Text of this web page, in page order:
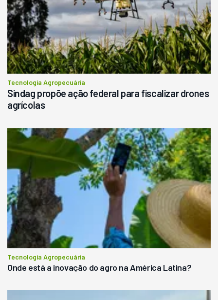
Tecnologia Agropecuária
Sindag propõe ação federal para fiscalizar drones
agrícolas
Tecnologia Agropecuária
Onde está a inovação do agro na América Latina?